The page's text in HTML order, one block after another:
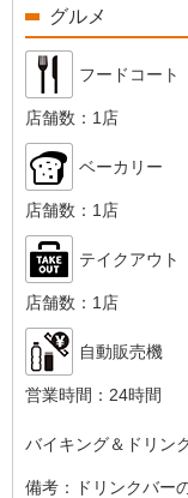
グルメ
フードコート
店舗数： 1店
ベーカリー
店舗数： 1店
テイクアウト
店舗数： 1店
自動販売機
営業時間： 24時間
バイキング＆ドリン
備考： ドリンクバー